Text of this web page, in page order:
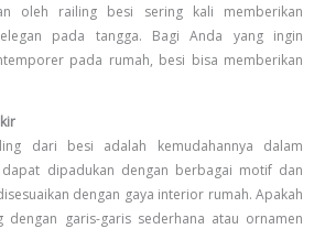
oleh railing besi sering kali memberikan
pada tangga. Bagi Anda yang ingin
pada rumah, besi bisa memberikan
dari besi adalah kemudahannya dalam
dipadukan dengan berbagai motif dan
dengan gaya interior rumah. Apakah
dengan garis-garis sederhana atau ornamen